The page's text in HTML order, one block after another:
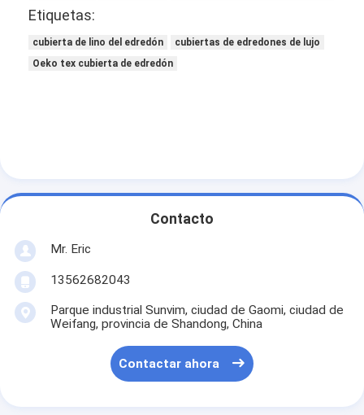
Recorrido por la fábrica
Control de calidad
Contacta con nosotros
Etiquetas:
cubierta de lino del edredón
cubiertas de edredones de lujo
Oeko tex cubierta de edredón
Contacto
Mr. Eric
13562682043
Parque industrial Sunvim, ciudad de Gaomi, ciudad de
Weifang, provincia de Shandong, China
Contactar ahora